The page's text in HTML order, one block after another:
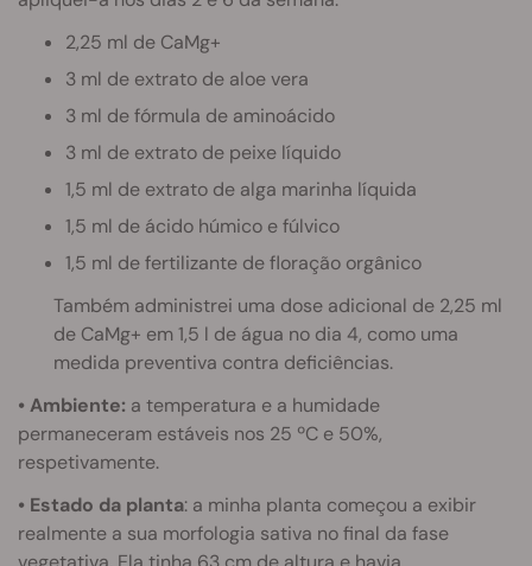
2,25 ml de CaMg+
3 ml de extrato de aloe vera
3 ml de fórmula de aminoácido
3 ml de extrato de peixe líquido
1,5 ml de extrato de alga marinha líquida
1,5 ml de ácido húmico e fúlvico
1,5 ml de fertilizante de floração orgânico
Também administrei uma dose adicional de 2,25 ml
de CaMg+ em 1,5 l de água no dia 4, como uma
medida preventiva contra deficiências.
• Ambiente: a temperatura e a humidade
permaneceram estáveis nos 25 ºC e 50%,
respetivamente.
• Estado da planta: a minha planta começou a exibir
realmente a sua morfologia sativa no final da fase